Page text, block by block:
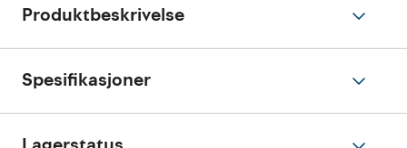
Produktbeskrivelse
Spesifikasjoner